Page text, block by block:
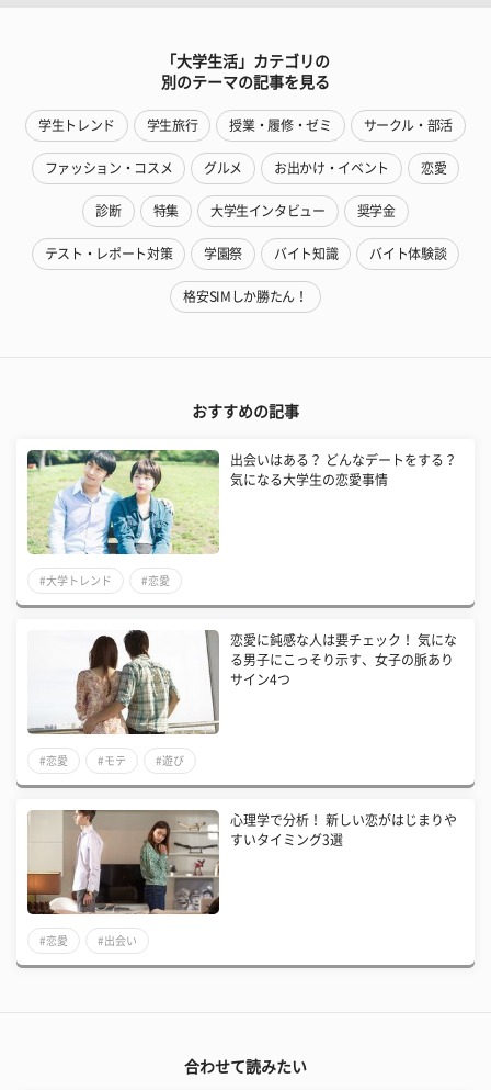
「大学生活」カテゴリの
別のテーマの記事を見る
学生トレンド 学生旅行 授業・履修・ゼミ サークル・部活
ファッション・コスメ グルメ お出かけ・イベント 恋愛
診断 特集 大学生インタビュー 奨学金
テスト・レポート対策 学園祭 バイト知識 バイト体験談
格安SIMしか勝たん！
おすすめの記事
出会いはある？ どんなデートをする？
気になる大学生の恋愛事情
#大学トレンド #恋愛
恋愛に鈍感な人は要チェック！ 気にな
る男子にこっそり示す、女子の脈あり
サイン4つ
#恋愛 #モテ #遊び
心理学で分析！ 新しい恋がはじまりや
すいタイミング3選
#恋愛 #出会い
合わせて読みたい